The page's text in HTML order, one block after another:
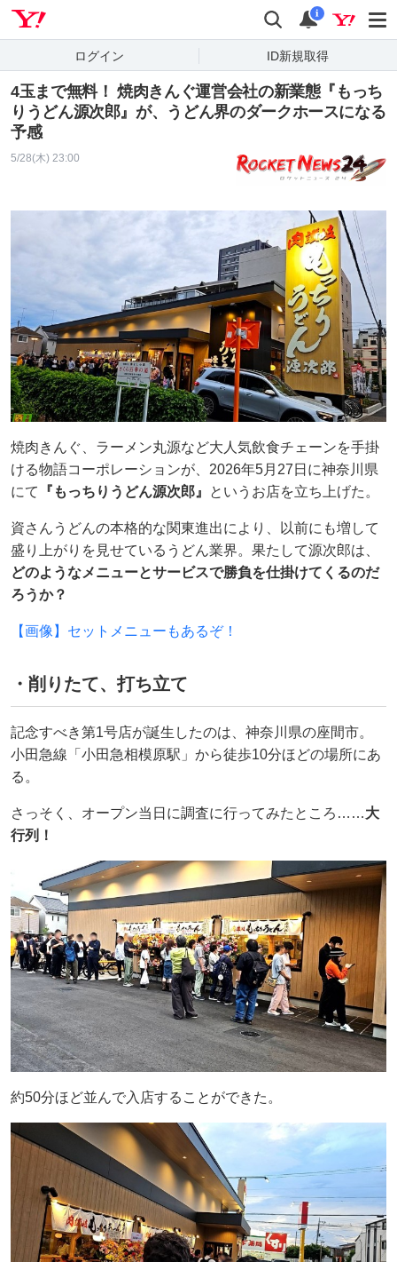
検索 通知
i
ログイン ID新規取得
4玉まで無料！ 焼肉きんぐ運営会社の新業態『もっち
りうどん源次郎』が、うどん界のダークホースになる
予感
5/28(木) 23:00
焼肉きんぐ、ラーメン丸源など大人気飲食チェーンを手掛
ける物語コーポレーションが、2026年5月27日に神奈川県
にて
『もっちりうどん源次郎』 というお店を立ち上げた。
資さんうどんの本格的な関東進出により、以前にも増して
盛り上がりを見せているうどん業界。果たして源次郎は、
どのようなメニューとサービスで勝負を仕掛けてくるのだ
ろうか？
【画像】セットメニューもあるぞ！
・削りたて、打ち立て
記念すべき第1号店が誕生したのは、神奈川県の座間市。
小田急線「小田急相模原駅」から徒歩10分ほどの場所にあ
る。
さっそく、オープン当日に調査に行ってみたところ……大
行列！
約50分ほど並んで入店することができた。